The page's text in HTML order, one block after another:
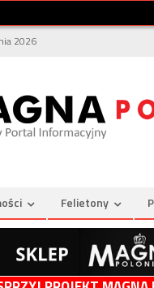
2026
Felietony